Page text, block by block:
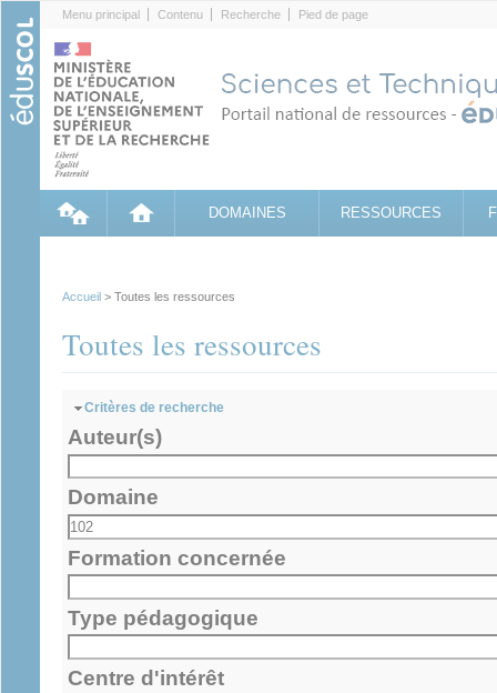
Menu principal Contenu Recherche Pied de page
DOMAINES RESSOURCES
Accueil > Toutes les ressources
Toutes les ressources
Masquer
Critères de recherche
Auteur(s)
Domaine
Formation concernée
Type pédagogique
Centre d'intérêt